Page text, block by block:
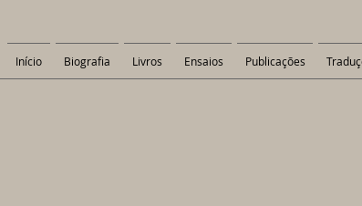
Início Biografia Livros Ensaios Publicações